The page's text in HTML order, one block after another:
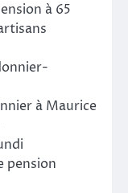
à 65
à Maurice
pension